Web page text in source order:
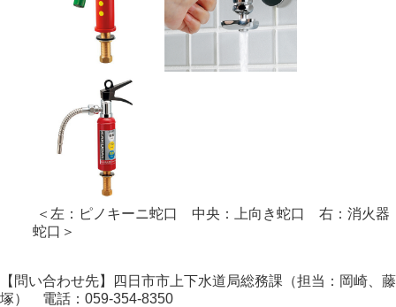
＜左：ピノキーニ蛇口 中央：上向き蛇口 右：消火器
蛇口＞
【問い合わせ先】四日市市上下水道局総務課（担当：岡崎、藤
塚） 電話：059-354-8350